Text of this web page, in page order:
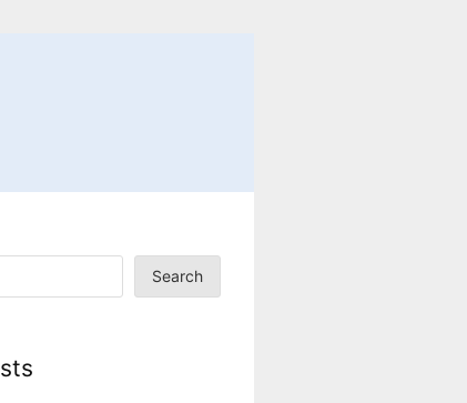
Search